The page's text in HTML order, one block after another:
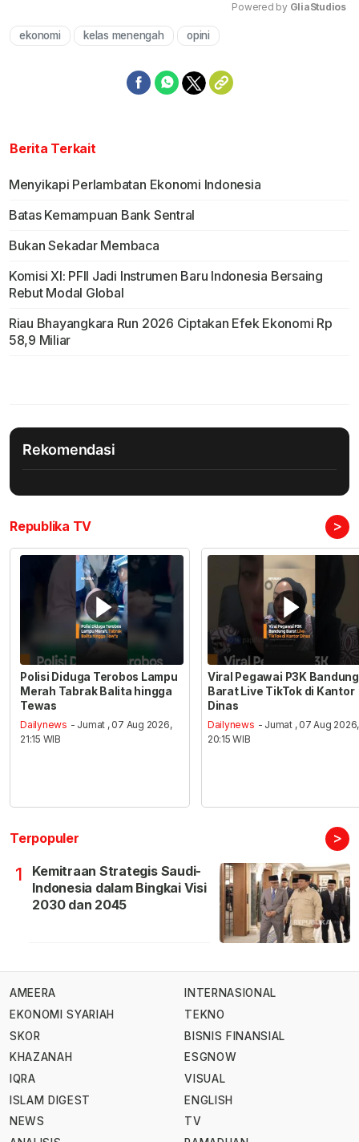
Powered by GliaStudios
ekonomi kelas menengah opini
Berita Terkait
Menyikapi Perlambatan Ekonomi Indonesia
Batas Kemampuan Bank Sentral
Bukan Sekadar Membaca
Komisi XI: PFII Jadi Instrumen Baru Indonesia Bersaing
Rebut Modal Global
Riau Bhayangkara Run 2026 Ciptakan Efek Ekonomi Rp
58,9 Miliar
Rekomendasi
Republika TV >
Polisi Diduga Terobos Lampu
Merah Tabrak Balita hingga
Tewas
Dailynews - Jumat , 07 Aug 2026,
21:15 WIB
Viral Pegawai P3K Bandung
Barat Live TikTok di Kantor
Dinas
Dailynews - Jumat , 07 Aug 2026,
20:15 WIB
Terpopuler >
1
Kemitraan Strategis Saudi-
Indonesia dalam Bingkai Visi
2030 dan 2045
AMEERA
EKONOMI SYARIAH
SKOR
KHAZANAH
IQRA
ISLAM DIGEST
NEWS
INTERNASIONAL
TEKNO
BISNIS FINANSIAL
ESGNOW
VISUAL
ENGLISH
TV